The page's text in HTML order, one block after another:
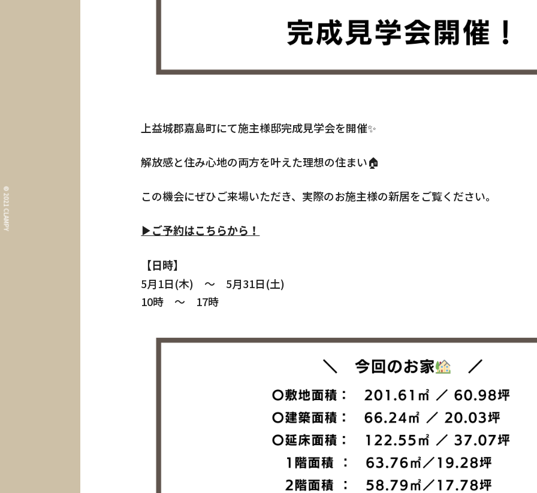
What is CLAMPY
コンセプト
Information
イベント情報・お知らせ
Our Works
施工事例
First Step
初めての家づくり
Go to CLAMPY
CLAMPYの家を体感してみる
保証とメンテナンス
Contact
お問合わせ・資料請求
上益城郡嘉島町にて施主様邸完成見学会を開催✨
解放感と住み心地の両方を叶えた理想の住まい🏠
この機会にぜひご来場いただき、実際のお施主様の新居をご覧ください。
▶ ご予約はこちらから！
【日時】
5月1日(木) ～ 5月31日(土)
10時 ～ 17時
© 2021 CLAMPY